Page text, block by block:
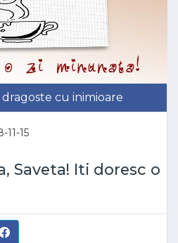
cu inimioare
11-15
Saveta! Iti doresc o